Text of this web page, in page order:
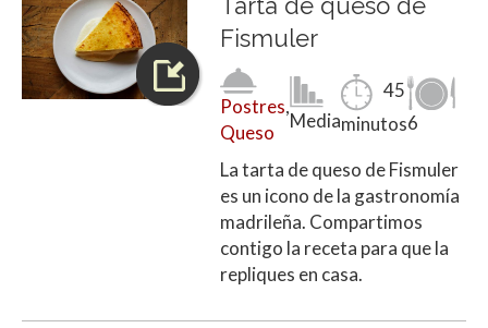
Fismuler
Postres,
Queso
Media
45
minutos6
La tarta de queso de Fismuler
es un icono de la gastronomía
madrileña. Compartimos
contigo la receta para que la
repliques en casa.